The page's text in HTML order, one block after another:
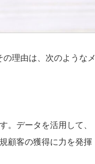
理由は、次のようなメ
。データを活用して、
顧客の獲得に力を発揮